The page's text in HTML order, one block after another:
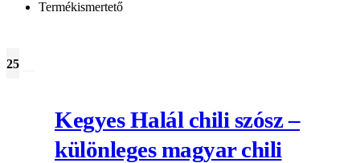
Termékismertető
25
Kegyes Halál chili szósz –
különleges magyar chili